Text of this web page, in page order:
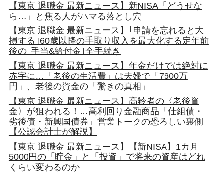
【東京 退職金 最新ニュース】新NISA「どうせな
ら…」と焦る人がハマる落とし穴
【東京 退職金 最新ニュース】｢申請を忘れると大
損する｣60歳以降の手取り収入を最大化する定年前
後の｢手当&給付金｣全手続き
【東京 退職金 最新ニュース】年金だけでは絶対に
赤字に…「老後の生活費」は夫婦で「7600万
円」、老後の資金の「驚きの真相」
【東京 退職金 最新ニュース】高齢者の〈老後資
金〉が狙われる！…高利回り金融商品「仕組債・
劣後債・新興国債券」営業トークの恐ろしい裏側
【公認会計士が解説】
【東京 退職金 最新ニュース】【新NISA】1カ月
5000円の「貯金」と「投資」で将来の資産はどれ
くらい変わるのか